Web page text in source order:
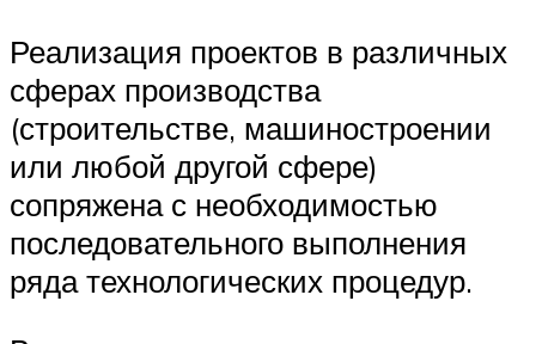
Реализация проектов в различных
сферах производства
(строительстве, машиностроении
или любой другой сфере)
сопряжена с необходимостью
последовательного выполнения
ряда технологических процедур.